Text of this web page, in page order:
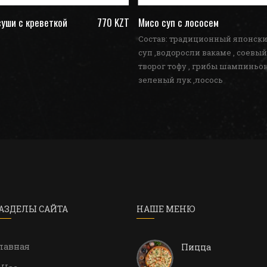
с креветкой 770 KZT Мисо суп с лососем
Состав: традиционный
суп ,водоросли вакаме , соевый
творог тофу , грибы
зеленый лук ,лосось
САЙТА НАШЕ МЕНЮ
Пицца